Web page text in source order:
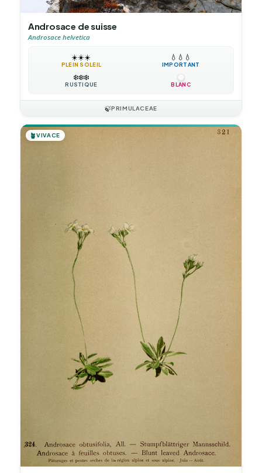
Androsace de suisse
Androsace helvetica
☀️☀️☀️
PLEIN SOLEIL
💧 💧 💧
IMPORTANT
❄️❄️❄️
RUSTIQUE BLANC
🍃PRIMULACEAE
🪴VIVACE